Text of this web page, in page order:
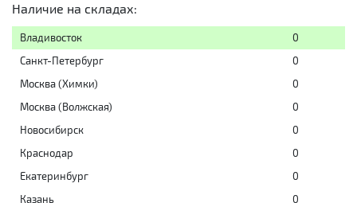
Наличие на складах:
Владивосток
0
Санкт-Петербург
0
Москва (Химки)
0
Москва (Волжская)
0
Новосибирск
0
Краснодар
0
Екатеринбург
0
Казань
0